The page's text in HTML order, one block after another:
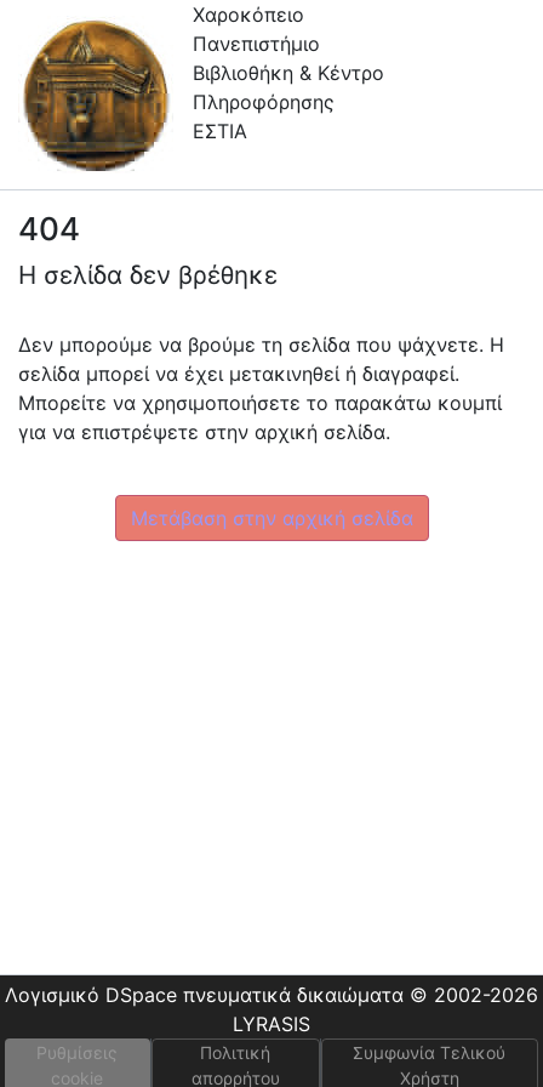
Χαροκόπειο
Πανεπιστήμιο
Βιβλιοθήκη & Κέντρο
Πληροφόρησης
ΕΣΤΙΑ
Συλλογές
Πλοήγηση στην Εστία
Πληροφορίες
Επικοινωνία
Υπηρεσίες
404
Η σελίδα δεν βρέθηκε
Δεν μπορούμε να βρούμε τη σελίδα που ψάχνετε. Η
σελίδα μπορεί να έχει μετακινηθεί ή διαγραφεί.
Μπορείτε να χρησιμοποιήσετε το παρακάτω κουμπί
για να επιστρέψετε στην αρχική σελίδα.
Μετάβαση στην αρχική σελίδα
Λογισμικό DSpace πνευματικά δικαιώματα © 2002-2026
LYRASIS
Ρυθμίσεις
cookie
Πολιτική
απορρήτου
Συμφωνία Τελικού
Χρήστη